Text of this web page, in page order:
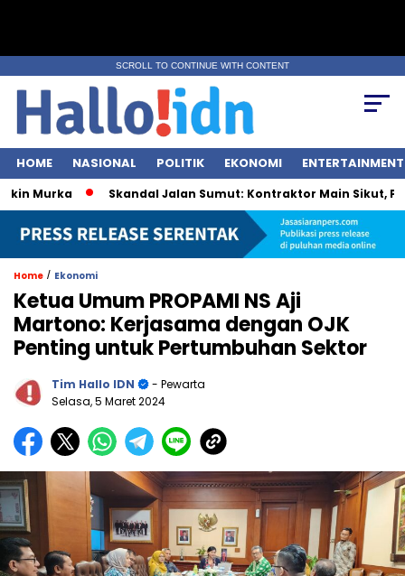
SCROLL TO CONTINUE WITH CONTENT
HOME NASIONAL POLITIK EKONOMI ENTERTAINMENT
Murka Skandal Jalan Sumut: Kontraktor Main Sikut,
Home / Ekonomi
Ketua Umum PROPAMI NS Aji
Martono: Kerjasama dengan OJK
Penting untuk Pertumbuhan Sektor
Tim Hallo IDN
- Pewarta
Selasa, 5 Maret 2024